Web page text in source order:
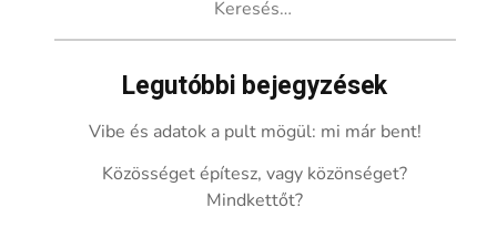
Legutóbbi bejegyzések
Vibe és adatok a pult mögül: mi már bent!
Közösséget építesz, vagy közönséget?
Mindkettőt?